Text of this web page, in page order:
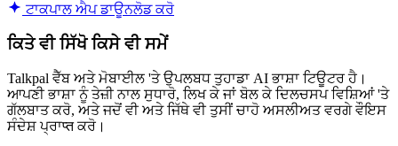
ਟਾਕਪਾਲ ਐਪ ਡਾਊਨਲੋਡ ਕਰੋ
ਕਿਤੇ ਵੀ ਸਿੱਖੋ ਕਿਸੇ ਵੀ ਸਮੇਂ
Talkpal ਵੈੱਬ ਅਤੇ ਮੋਬਾਈਲ 'ਤੇ ਉਪਲਬਧ ਤੁਹਾਡਾ AI ਭਾਸ਼ਾ ਟਿਊਟਰ ਹੈ।
ਆਪਣੀ ਭਾਸ਼ਾ ਨੂੰ ਤੇਜ਼ੀ ਨਾਲ ਸੁਧਾਰੋ, ਲਿਖ ਕੇ ਜਾਂ ਬੋਲ ਕੇ ਦਿਲਚਸਪ ਵਿਸ਼ਿਆਂ 'ਤੇ
ਗੱਲਬਾਤ ਕਰੋ, ਅਤੇ ਜਦੋਂ ਵੀ ਅਤੇ ਜਿੱਥੇ ਵੀ ਤੁਸੀਂ ਚਾਹੋ ਅਸਲੀਅਤ ਵਰਗੇ ਵੌਇਸ
ਸੰਦੇਸ਼ ਪ੍ਰਾप्त ਕਰੋ।